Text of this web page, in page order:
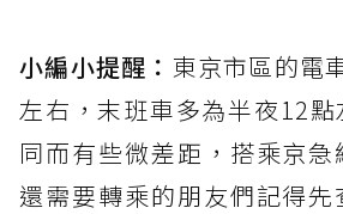
小編小提醒： 東京市區的電
左右，末班車多為半夜12
同而有些微差距，搭乘京急
還需要轉乘的朋友們記得